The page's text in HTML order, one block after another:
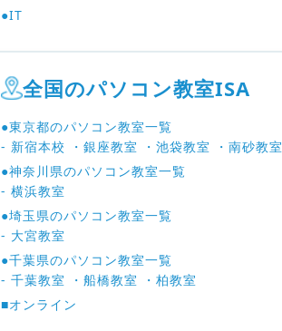
●IT
全国のパソコン教室ISA
●東京都のパソコン教室一覧
- 新宿本校
・銀座教室 ・池袋教室
・南砂教室
●神奈川県のパソコン教室一覧
- 横浜教室
●埼玉県のパソコン教室一覧
- 大宮教室
●千葉県のパソコン教室一覧
- 千葉教室
・船橋教室
・柏教室
■オンライン